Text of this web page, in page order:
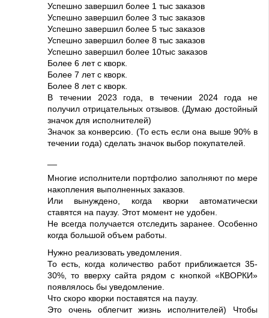
Успешно завершил более 1 тыс заказов
Успешно завершил более 3 тыс заказов
Успешно завершил более 5 тыс заказов
Успешно завершил более 8 тыс заказов
Успешно завершил более 10тыс заказов
Более 6 лет с кворк.
Более 7 лет с кворк.
Более 8 лет с кворк.
В течении 2023 года, в течении 2024 года не
получил отрицательных отзывов. (Думаю достойный
значок для исполнителей)
Значок за конверсию. (То есть если она выше 90% в
течении года) сделать значок выбор покупателей.
Многие исполнители портфолио заполняют по мере
накопления выполненных заказов.
Или вынуждено, когда кворки автоматически
ставятся на паузу. Этот момент не удобен.
Не всегда получается отследить заранее. Особенно
когда большой объем работы.
Нужно реализовать уведомления.
То есть, когда количество работ приближается 35-
30%, то вверху сайта рядом с кнопкой «КВОРКИ»
появлялось бы уведомление.
Что скоро кворки поставятся на паузу.
Это очень облегчит жизнь исполнителей) Чтобы